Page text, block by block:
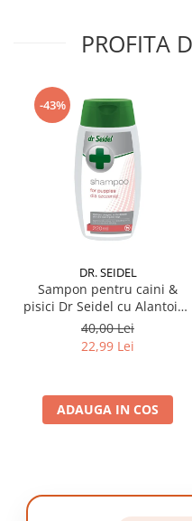
PROFITA
-43%
DR. SEIDEL
Sampon pentru caini &
pisici Dr Seidel cu Alantoina
220 ml
40,00 Lei
22,99 Lei
ADAUGA IN COS